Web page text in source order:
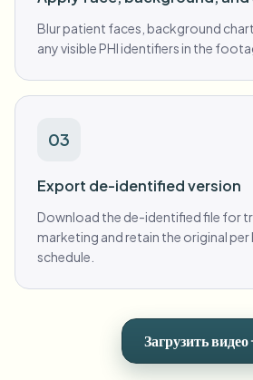
Blur patient faces, background
any visible PHI identifiers in the
03
Export de-identified version
Download the de-identified file for
marketing and retain the original per
schedule.
Загрузить видео